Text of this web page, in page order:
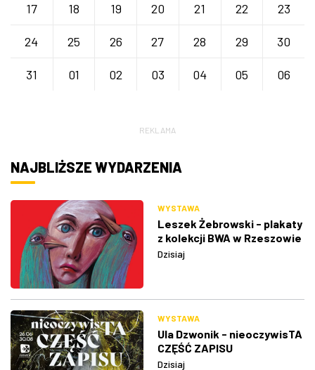
17 18 19 20 21 22 23
24 25 26 27 28 29 30
31 01 02 03 04 05 06
REKLAMA
NAJBLIŻSZE WYDARZENIA
WYSTAWA
Leszek Żebrowski - plakaty
z kolekcji BWA w Rzeszowie
Dzisiaj
WYSTAWA
Ula Dzwonik - nieoczywisTA
CZĘŚĆ ZAPISU
Dzisiaj